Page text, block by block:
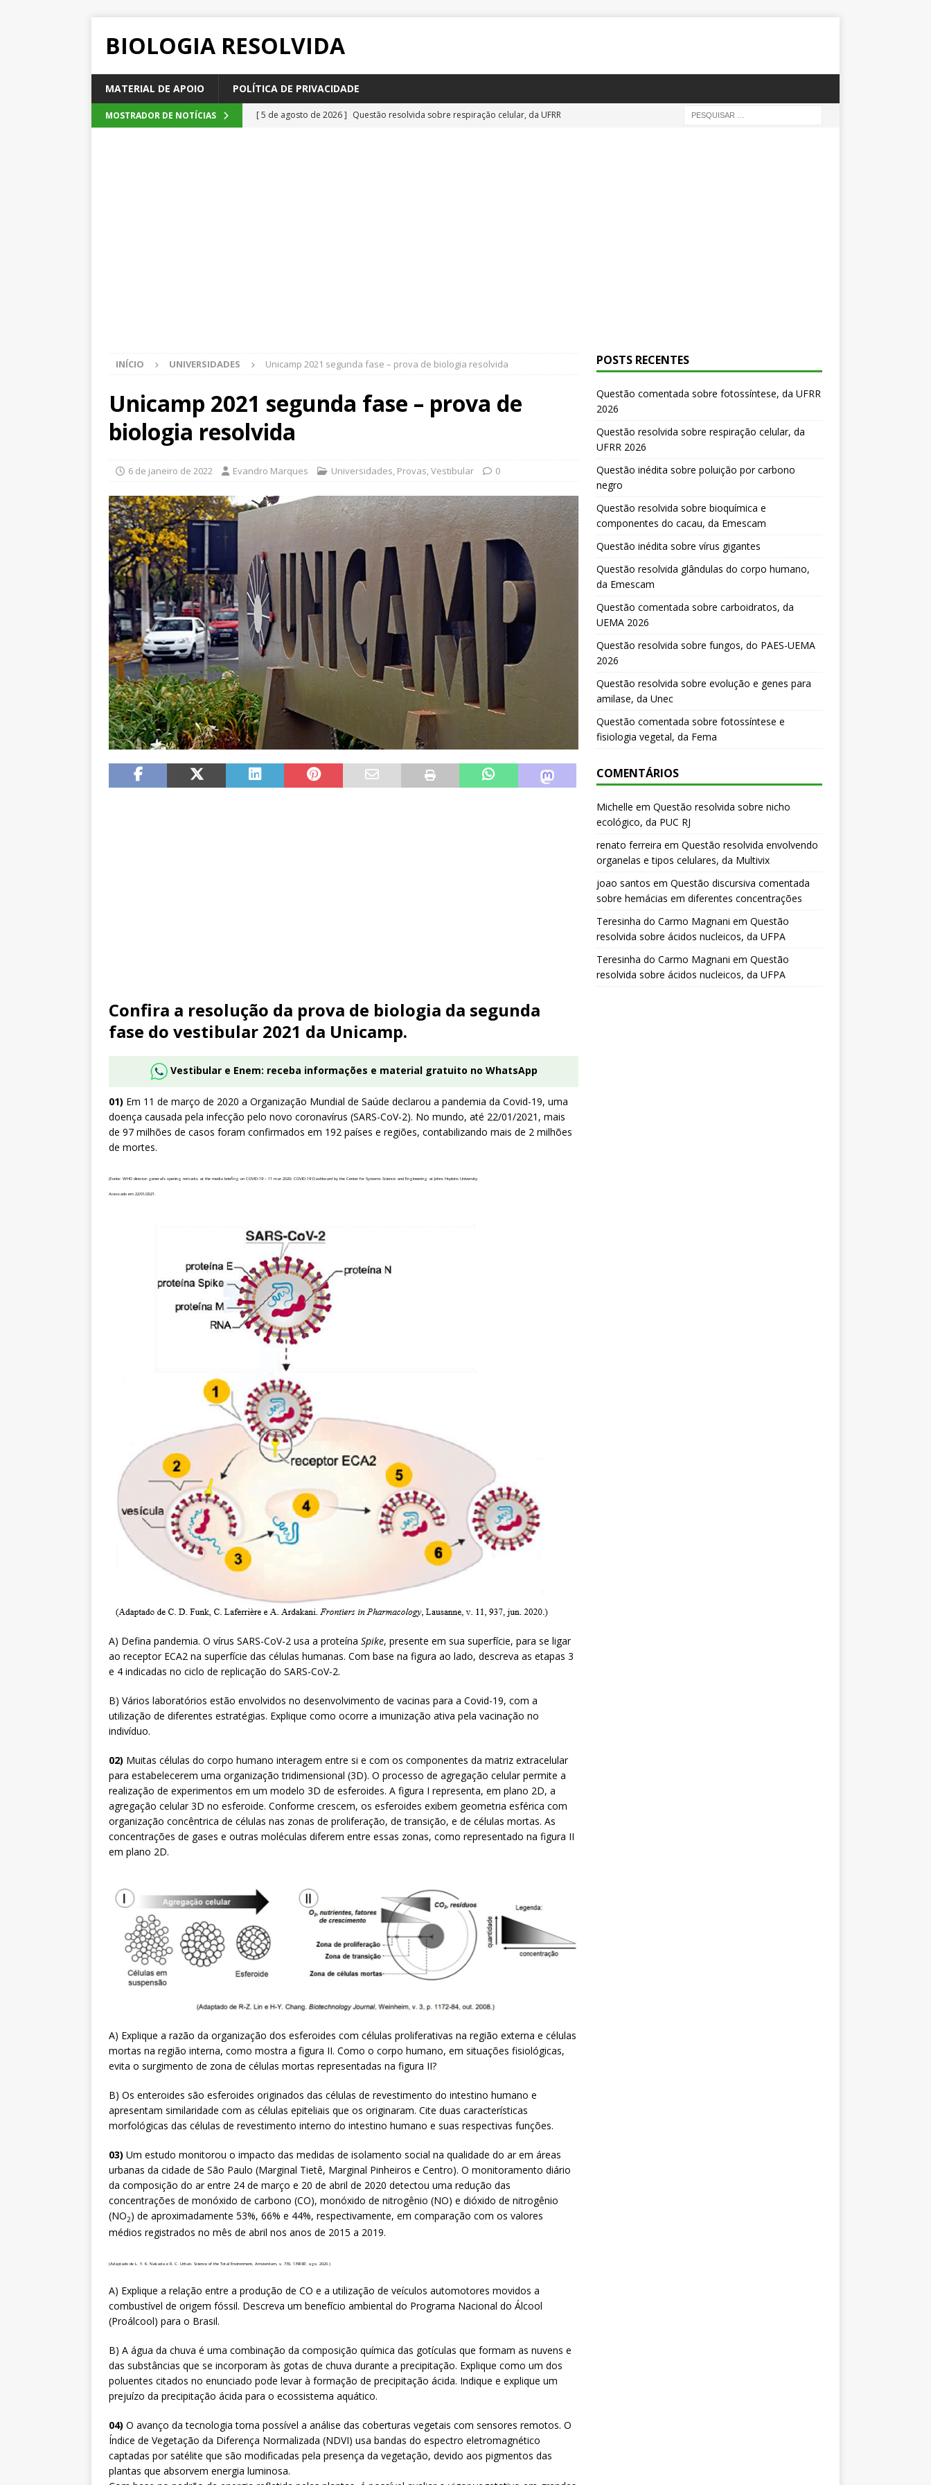
BIOLOGIA RESOLVIDA
MATERIAL DE APOIO POLÍTICA DE PRIVACIDADE
MOSTRADOR DE NOTÍCIAS [ 5 de agosto de 2026 ] Questão resolvida sobre respiração celular, da UFRR
INÍCIO UNIVERSIDADES Unicamp 2021 segunda fase – prova de biologia resolvida
Unicamp 2021 segunda fase – prova de
biologia resolvida
6 de janeiro de 2022 Evandro Marques Universidades, Provas,Vestibular 0
Confira a resolução da prova de biologia da segunda
fase do vestibular 2021 da Unicamp.
Vestibular e Enem: receba informações e material gratuito no WhatsApp
01) Em 11 de março de 2020 a Organização Mundial de Saúde declarou a pandemia da Covid-19, uma
doença causada pela infecção pelo novo coronavírus (SARS-CoV-2). No mundo, até 22/01/2021, mais
de 97 milhões de casos foram confirmados em 192 países e regiões, contabilizando mais de 2 milhões
de mortes.
(Fonte: WHO director-general’s opening remarks at the media briefing on COVID-19 – 11 mar 2020; COVID-19 Dashboard by the Center for Systems Science and Engineering at Johns Hopkins University.
Acessado em 22/01/2021.
A) Defina pandemia. O vírus SARS-CoV-2 usa a proteína Spike, presente em sua superfície, para se ligar
ao receptor ECA2 na superfície das células humanas. Com base na figura ao lado, descreva as etapas 3
e 4 indicadas no ciclo de replicação do SARS-CoV-2.
B) Vários laboratórios estão envolvidos no desenvolvimento de vacinas para a Covid-19, com a
utilização de diferentes estratégias. Explique como ocorre a imunização ativa pela vacinação no
indivíduo.
02) Muitas células do corpo humano interagem entre si e com os componentes da matriz extracelular
para estabelecerem uma organização tridimensional (3D). O processo de agregação celular permite a
realização de experimentos em um modelo 3D de esferoides. A figura I representa, em plano 2D, a
agregação celular 3D no esferoide. Conforme crescem, os esferoides exibem geometria esférica com
organização concêntrica de células nas zonas de proliferação, de transição, e de células mortas. As
concentrações de gases e outras moléculas diferem entre essas zonas, como representado na figura II
em plano 2D.
A) Explique a razão da organização dos esferoides com células proliferativas na região externa e células
mortas na região interna, como mostra a figura II. Como o corpo humano, em situações fisiológicas,
evita o surgimento de zona de células mortas representadas na figura II?
B) Os enteroides são esferoides originados das células de revestimento do intestino humano e
apresentam similaridade com as células epiteliais que os originaram. Cite duas características
morfológicas das células de revestimento interno do intestino humano e suas respectivas funções.
03) Um estudo monitorou o impacto das medidas de isolamento social na qualidade do ar em áreas
urbanas da cidade de São Paulo (Marginal Tietê, Marginal Pinheiros e Centro). O monitoramento diário
da composição do ar entre 24 de março e 20 de abril de 2020 detectou uma redução das
concentrações de monóxido de carbono (CO), monóxido de nitrogênio (NO) e dióxido de nitrogênio
(NO2) de aproximadamente 53%, 66% e 44%, respectivamente, em comparação com os valores
médios registrados no mês de abril nos anos de 2015 a 2019.
(Adaptado de L. Y. K. Nakada e R. C. Urban. Science of the Total Environment, Amsterdam, v. 730, 139087, ago. 2020.)
A) Explique a relação entre a produção de CO e a utilização de veículos automotores movidos a
combustível de origem fóssil. Descreva um benefício ambiental do Programa Nacional do Álcool
(Proálcool) para o Brasil.
B) A água da chuva é uma combinação da composição química das gotículas que formam as nuvens e
das substâncias que se incorporam às gotas de chuva durante a precipitação. Explique como um dos
poluentes citados no enunciado pode levar à formação de precipitação ácida. Indique e explique um
prejuízo da precipitação ácida para o ecossistema aquático.
04) O avanço da tecnologia torna possível a análise das coberturas vegetais com sensores remotos. O
Índice de Vegetação da Diferença Normalizada (NDVI) usa bandas do espectro eletromagnético
captadas por satélite que são modificadas pela presença da vegetação, devido aos pigmentos das
plantas que absorvem energia luminosa.
POSTS RECENTES
Questão comentada sobre fotossíntese, da UFRR
2026
Questão resolvida sobre respiração celular, da
UFRR 2026
Questão inédita sobre poluição por carbono
negro
Questão resolvida sobre bioquímica e
componentes do cacau, da Emescam
Questão inédita sobre vírus gigantes
Questão resolvida glândulas do corpo humano,
da Emescam
Questão comentada sobre carboidratos, da
UEMA 2026
Questão resolvida sobre fungos, do PAES-UEMA
2026
Questão resolvida sobre evolução e genes para
amilase, da Unec
Questão comentada sobre fotossíntese e
fisiologia vegetal, da Fema
COMENTÁRIOS
Michelle em Questão resolvida sobre nicho
ecológico, da PUC RJ
renato ferreira em Questão resolvida envolvendo
organelas e tipos celulares, da Multivix
joao santos em Questão discursiva comentada
sobre hemácias em diferentes concentrações
Teresinha do Carmo Magnani em Questão
resolvida sobre ácidos nucleicos, da UFPA
Teresinha do Carmo Magnani em Questão
resolvida sobre ácidos nucleicos, da UFPA